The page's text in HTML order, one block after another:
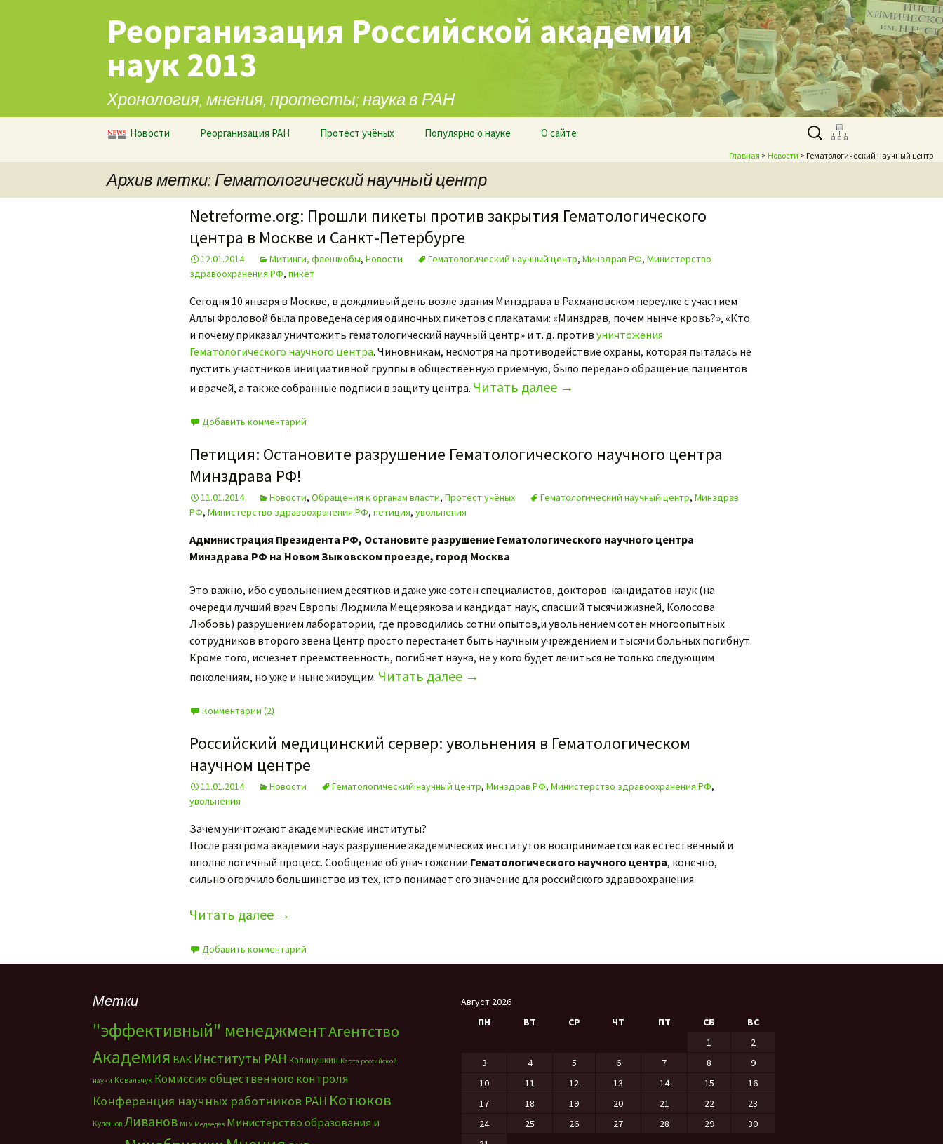
Реорганизация Российской академии
наук 2013
Хронология, мнения, протесты; наука в РАН
Перейти к содержимому
Новости Реорганизация РАН Протест учёных Популярно о науке О сайте Найти:
Главная > Новости > Гематологический научный центр
Архив метки: Гематологический научный центр
Netreforme.org: Прошли пикеты против закрытия Гематологического
центра в Москве и Санкт-Петербурге
12.01.2014 Митинги, флешмобы, Новости Гематологический научный центр, Минздрав РФ, Министерство
здравоохранения РФ, пикет
Сегодня 10 января в Москве, в дождливый день возле здания Минздрава в Рахмановском переулке с участием
Аллы Фроловой была проведена серия одиночных пикетов с плакатами: «Минздрав, почем нынче кровь?», «Кто
и почему приказал уничтожить гематологический научный центр» и т. д. против уничтожения
Гематологического научного центра. Чиновникам, несмотря на противодействие охраны, которая пыталась не
пустить участников инициативной группы в общественную приемную, было передано обращение пациентов
и врачей, а так же собранные подписи в защиту центра. Читать далее →
Добавить комментарий
Петиция: Остановите разрушение Гематологического научного центра
Минздрава РФ!
11.01.2014 Новости, Обращения к органам власти, Протест учёных Гематологический научный центр, Минздрав
РФ, Министерство здравоохранения РФ, петиция, увольнения
Администрация Президента РФ, Остановите разрушение Гематологического научного центра
Минздрава РФ на Новом Зыковском проезде, город Москва
Это важно, ибо с увольнением десятков и даже уже сотен специалистов, докторов кандидатов наук (на
очереди лучший врач Европы Людмила Мещерякова и кандидат наук, спасший тысячи жизней, Колосова
Любовь) разрушением лаборатории, где проводились сотни опытов,и увольнением сотен многоопытных
сотрудников второго звена Центр просто перестанет быть научным учреждением и тысячи больных погибнут.
Кроме того, исчезнет преемственность, погибнет наука, не у кого будет лечиться не только следующим
поколениям, но уже и ныне живущим. Читать далее →
Комментарии (2)
Российский медицинский сервер: увольнения в Гематологическом
научном центре
11.01.2014 Новости Гематологический научный центр, Минздрав РФ, Министерство здравоохранения РФ,
увольнения
Зачем уничтожают академические институты?
После разгрома академии наук разрушение академических институтов воспринимается как естественный и
вполне логичный процесс. Сообщение об уничтожении Гематологического научного центра, конечно,
сильно огорчило большинство из тех, кто понимает его значение для российского здравоохранения.
Читать далее →
Добавить комментарий
Метки
"эффективный" менеджментАгентство
Академия ВАК Институты РАН Калинушкин Карта российской
науки Ковальчук Комиссия общественного контроля
Конференция научных работников РАН Котюков
Кулешов Ливанов МГУ Медведев Министерство образования и
Август 2026
ПН
ВТ СР ЧТ ПТ СБ ВС
1
2
3
4 5 6 7 8
9
10
11 12 13 14 15
16
17
18 19 20 21 22
23
24
25 26 27 28 29
30